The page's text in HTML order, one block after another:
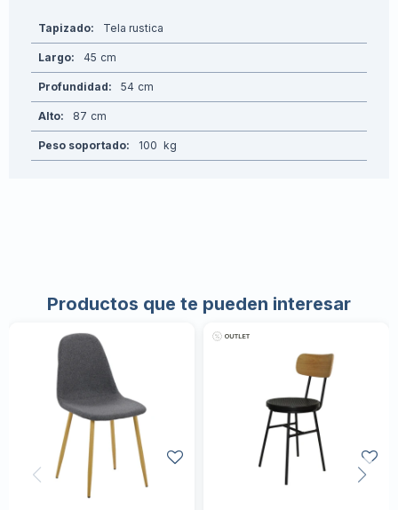
Tapizado Tela rustica
Largo 45
Profundidad 54
Alto 87
Peso soportado 100
Productos que te pueden interesar